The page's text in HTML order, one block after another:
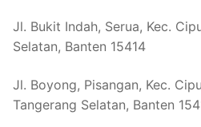
Jl. Bukit Indah, Serua, Kec.
Selatan, Banten 15414
Jl. Boyong, Pisangan, Kec.
Tangerang Selatan, Banten